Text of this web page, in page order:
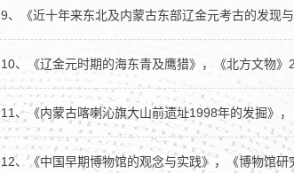
9、《近十年来东北及内蒙古东部辽金元考古的发现
10、《辽金元时期的海东青及鹰猎》，《北方文物》
11、《内蒙古喀喇沁旗大山前遗址1998年的发掘》，
12、《中国早期博物馆的观念与实践》，《博物馆研